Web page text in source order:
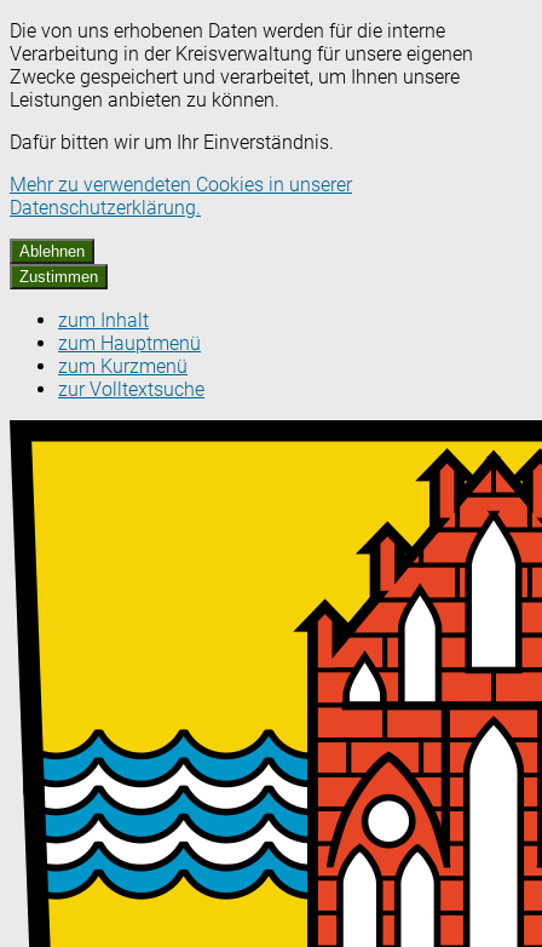
Die von uns erhobenen Daten werden für die interne
Verarbeitung in der Kreisverwaltung für unsere eigenen
Zwecke gespeichert und verarbeitet, um Ihnen unsere
Leistungen anbieten zu können.
Dafür bitten wir um Ihr Einverständnis.
Mehr zu verwendeten Cookies in unserer
Datenschutzerklärung.
Ablehnen
Zustimmen
zum Inhalt
zum Hauptmenü
zum Kurzmenü
zur Volltextsuche